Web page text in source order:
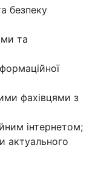
безпеку
та
фахівцями з
інтернетом;
актуального